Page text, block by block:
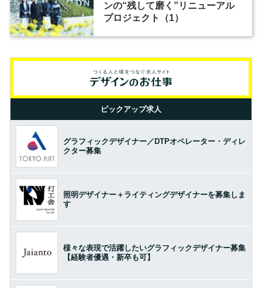
ンの“残して磨く”リニューアル
プロジェクト（1）
ピックアップ求人
グラフィックデザイナー／DTPオペレーター・ディレ
クター募集
照明デザイナー＋ライティングデザイナーを募集しま
す
様々な表現で活躍したいグラフィックデザイナー募集
【経験者優遇・新卒も可】